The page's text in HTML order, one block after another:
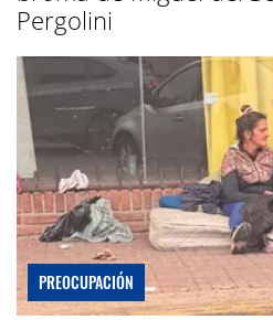
Pergolini
PREOCUPACIÓN